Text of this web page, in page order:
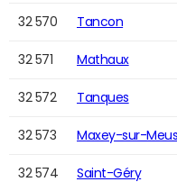
32 570 Tancon
32 571 Mathaux
32 572 Tanques
32 573 Maxey-sur-
32 574 Saint-Géry